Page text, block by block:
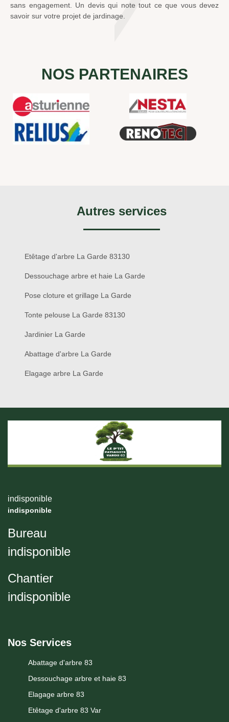
sans engagement. Un devis qui note tout ce que vous devez
savoir sur votre projet de jardinage.
NOS PARTENAIRES
Autres services
Etêtage d'arbre La Garde 83130
Dessouchage arbre et haie La Garde
Pose cloture et grillage La Garde
Tonte pelouse La Garde 83130
Jardinier La Garde
Abattage d'arbre La Garde
Elagage arbre La Garde
indisponible
indisponible
Bureau
indisponible
Chantier
indisponible
Nos Services
Abattage d'arbre 83
Dessouchage arbre et haie 83
Elagage arbre 83
Etêtage d'arbre 83 Var